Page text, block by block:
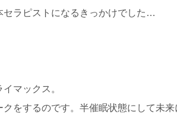
セラピストになるきっかけでした…
マックス。
をするのです。半催眠状態にして未